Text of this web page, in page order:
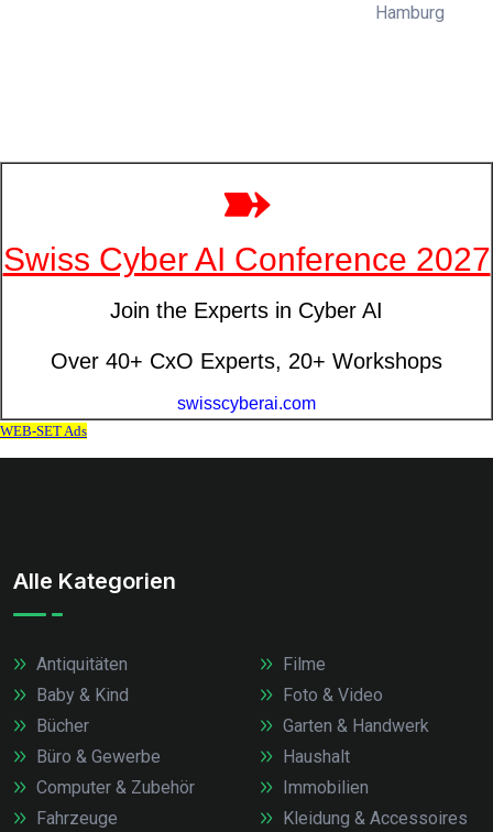
Hamburg
Alle Kategorien
Antiquitäten
Baby & Kind
Bücher
Büro & Gewerbe
Computer & Zubehör
Fahrzeuge
Filme
Foto & Video
Garten & Handwerk
Haushalt
Immobilien
Kleidung & Accessoires